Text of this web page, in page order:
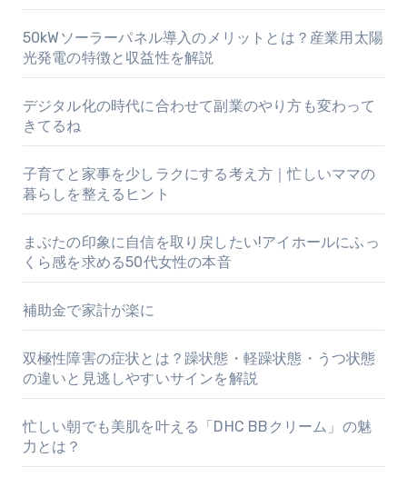
50kWソーラーパネル導入のメリットとは？産業用太陽
光発電の特徴と収益性を解説
デジタル化の時代に合わせて副業のやり方も変わって
きてるね
子育てと家事を少しラクにする考え方｜忙しいママの
暮らしを整えるヒント
まぶたの印象に自信を取り戻したい!アイホールにふっ
くら感を求める50代女性の本音
補助金で家計が楽に
双極性障害の症状とは？躁状態・軽躁状態・うつ状態
の違いと見逃しやすいサインを解説
忙しい朝でも美肌を叶える「DHC BBクリーム」の魅
力とは？